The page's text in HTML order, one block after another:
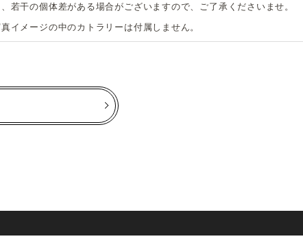
若干の個体差がある場合がございますので、ご了承くださいませ。
イメージの中のカトラリーは付属しません。